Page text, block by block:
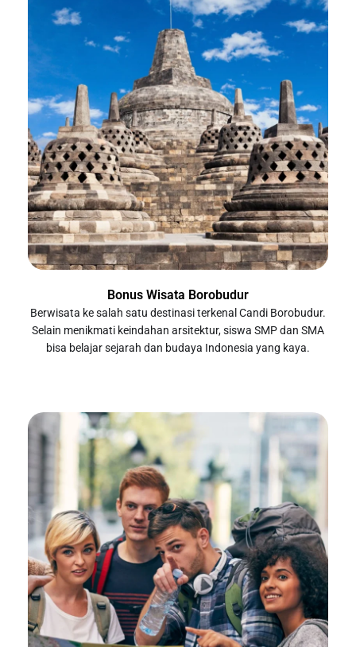
Bonus Wisata Borobudur
Berwisata ke salah satu destinasi terkenal Candi Borobudur.
Selain menikmati keindahan arsitektur, siswa SMP dan SMA
bisa belajar sejarah dan budaya Indonesia yang kaya.